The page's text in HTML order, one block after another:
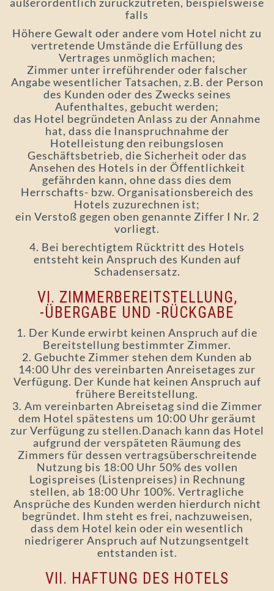
falls
Höhere Gewalt oder andere vom Hotel nicht zu
vertretende Umstände die Erfüllung des
Vertrages unmöglich machen;
Zimmer unter irreführender oder falscher
Angabe wesentlicher Tatsachen, z.B. der Person
des Kunden oder des Zwecks seines
Aufenthaltes, gebucht werden;
das Hotel begründeten Anlass zu der Annahme
hat, dass die Inanspruchnahme der
Hotelleistung den reibungslosen
Geschäftsbetrieb, die Sicherheit oder das
Ansehen des Hotels in der Öffentlichkeit
gefährden kann, ohne dass dies dem
Herrschafts- bzw. Organisationsbereich des
Hotels zuzurechnen ist;
ein Verstoß gegen oben genannte Ziffer I Nr. 2
vorliegt.
4. Bei berechtigtem Rücktritt des Hotels
entsteht kein Anspruch des Kunden auf
Schadensersatz.
VI. ZIMMERBEREITSTELLUNG,
-ÜBERGABE UND -RÜCKGABE
1. Der Kunde erwirbt keinen Anspruch auf die
Bereitstellung bestimmter Zimmer.
2. Gebuchte Zimmer stehen dem Kunden ab
14:00 Uhr des vereinbarten Anreisetages zur
Verfügung. Der Kunde hat keinen Anspruch auf
frühere Bereitstellung.
3. Am vereinbarten Abreisetag sind die Zimmer
dem Hotel spätestens um 10:00 Uhr geräumt
zur Verfügung zu stellen.Danach kann das Hotel
aufgrund der verspäteten Räumung des
Zimmers für dessen vertragsüberschreitende
Nutzung bis 18:00 Uhr 50% des vollen
Logispreises (Listenpreises) in Rechnung
stellen, ab 18:00 Uhr 100%. Vertragliche
Ansprüche des Kunden werden hierdurch nicht
begründet. Ihm steht es frei, nachzuweisen,
dass dem Hotel kein oder ein wesentlich
niedrigerer Anspruch auf Nutzungsentgelt
entstanden ist.
VII. HAFTUNG DES HOTELS